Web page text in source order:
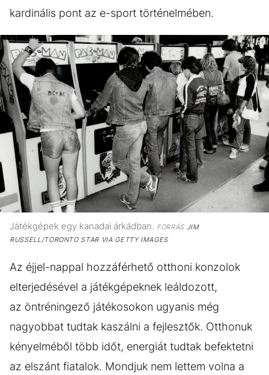
kardinális pont az e-sport történelmében.
Játékgépek egy kanadai árkádban. FORRÁSJIM
RUSSELL/TORONTO STAR VIA GETTY IMAGES
Az éjjel-nappal hozzáférhető otthoni konzolok
elterjedésével a játékgépeknek leáldozott,
az öntréningező játékosokon ugyanis még
nagyobbat tudtak kaszálni a fejlesztők. Otthonuk
kényelméből több időt, energiát tudtak befektetni
az elszánt fiatalok. Mondjuk nem lettem volna a